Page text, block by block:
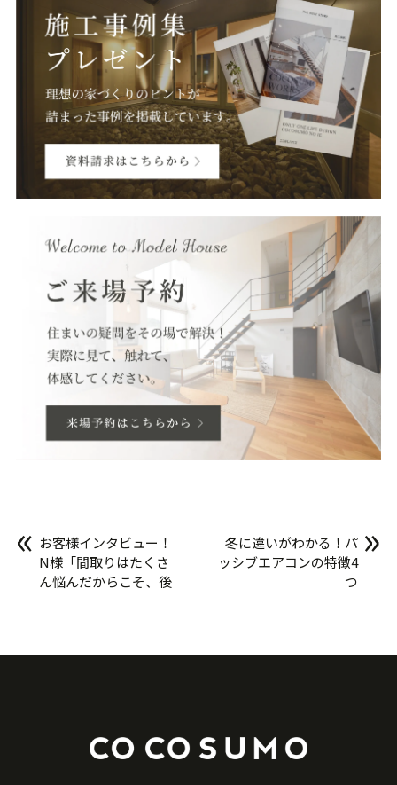
« お客様インタビュー！
N様「間取りはたくさ
ん悩んだからこそ、後
冬に違いがわかる！パ
ッシブエアコンの特徴4
つ
»